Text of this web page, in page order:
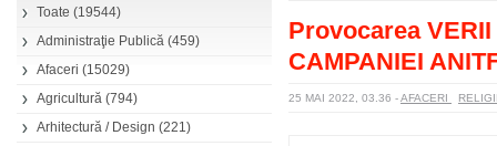
Toate (19544)
Administraţie Publică (459)
Afaceri (15029)
Agricultură (794)
Arhitectură / Design (221)
Provocarea VERII
CAMPANIEI
25 MAI 2022, 03.36 -AFACERI